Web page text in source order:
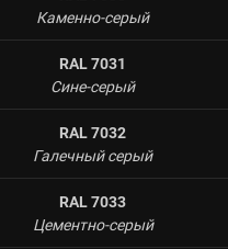
Каменно-серый
RAL 7031
Сине-серый
RAL 7032
Галечный серый
RAL 7033
Цементно-серый